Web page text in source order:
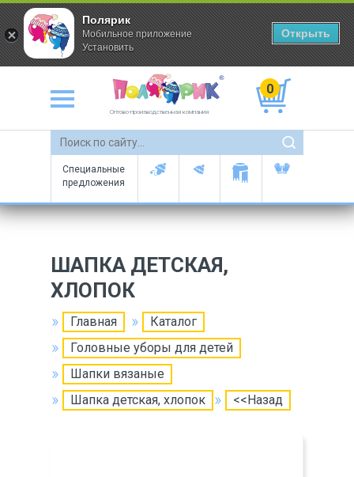
Оптово-производственная компания
0
Специальные
предложения
ШАПКА ДЕТСКАЯ,
ХЛОПОК
Главная
Каталог
Головные уборы для детей
Шапки вязаные
Шапка детская, хлопок
<<Назад
Полярик
Мобильное приложение
Установить
Открыть